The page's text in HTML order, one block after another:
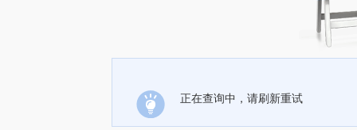
正在查询中，请刷新重试